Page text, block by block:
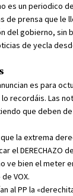
es un periodico
de prensa que le
del gobierno, sin
de yecla
es para
recordáis. Las
que deben
la extrema
el DERECHAZO
ve bien el meter
VOX.
al PP la